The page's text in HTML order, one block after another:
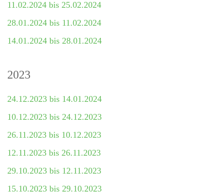
11.02.2024 bis 25.02.2024
28.01.2024 bis 11.02.2024
14.01.2024 bis 28.01.2024
2023
24.12.2023 bis 14.01.2024
10.12.2023 bis 24.12.2023
26.11.2023 bis 10.12.2023
12.11.2023 bis 26.11.2023
29.10.2023 bis 12.11.2023
15.10.2023 bis 29.10.2023